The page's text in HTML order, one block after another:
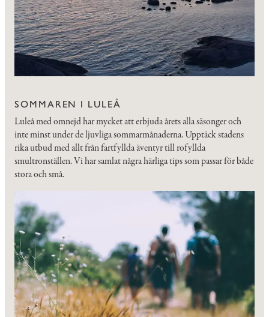
SOMMAREN I LULEÅ
Luleå med omnejd har mycket att erbjuda årets alla säsonger och
inte minst under de ljuvliga sommarmånaderna. Upptäck stadens
rika utbud med allt från fartfyllda äventyr till rofyllda
smultronställen. Vi har samlat några härliga tips som passar för både
stora och små.